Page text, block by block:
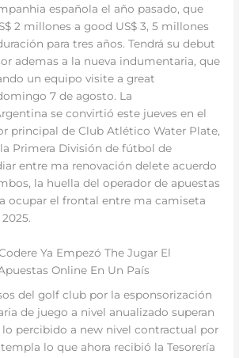
española el año pasado, que
2 millones a good US$ 3, 5 millones
para tres años. Tendrá su debut
ademas a la nueva indumentaria, que
un equipo visite a great
7 de agosto. La
se convirtió este jueves en el
principal de Club Atlético Water Plate,
Primera División de fútbol de
entre ma renovación delete acuerdo
la huella del operador de apuestas
ocupar el frontal entre ma camiseta
Ya Empezó The Jugar El
Online En Un País
del golf club por la esponsorización
de juego a nivel anualizado superan
lo percibido a new nivel contractual por
lo que ahora recibió la Tesorería